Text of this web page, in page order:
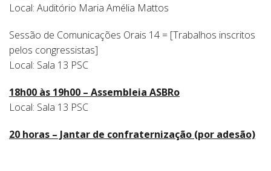
Local: Auditório Maria Amélia Mattos
Sessão de Comunicações Orais 14 = [Trabalhos inscritos
pelos congressistas]
Local: Sala 13 PSC
18h00 às 19h00 – Assembleia ASBRo
Local: Sala 13 PSC
20 horas – Jantar de confraternização (por adesão)